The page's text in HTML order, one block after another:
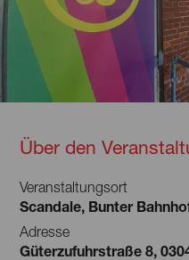
Über den
Veranstaltungsort
Scandale, Bunter
Adresse
Güterzufuhrstraße 8,